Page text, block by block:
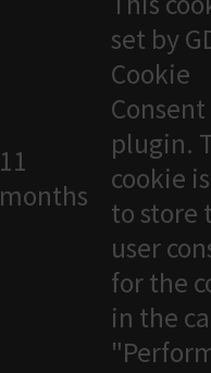
11
months
set by
Cookie
Consent
plugin.
cookie
to store
user
for the
in the